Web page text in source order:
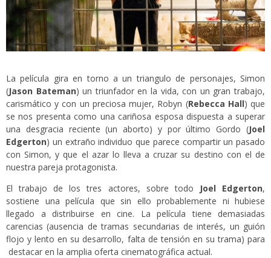
La película gira en torno a un triangulo de personajes, Simon
(Jason Bateman) un triunfador en la vida, con un gran trabajo,
carismático y con un preciosa mujer, Robyn (Rebecca Hall) que
se nos presenta como una cariñosa esposa dispuesta a superar
una desgracia reciente (un aborto) y por último Gordo (Joel
Edgerton) un extraño individuo que parece compartir un pasado
con Simon, y que el azar lo lleva a cruzar su destino con el de
nuestra pareja protagonista.
El trabajo de los tres actores, sobre todo
Joel Edgerton,
sostiene una película que sin ello probablemente ni hubiese
llegado a distribuirse en cine. La película tiene demasiadas
carencias (ausencia de tramas secundarias de interés, un guión
flojo y lento en su desarrollo, falta de tensión en su trama) para
destacar en la amplia oferta cinematográfica actual.